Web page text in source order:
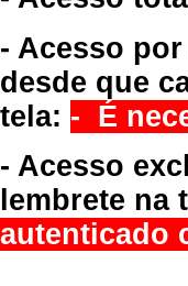
- Acesso
desde que
tela: - É
- Acesso
lembrete na
autenticado